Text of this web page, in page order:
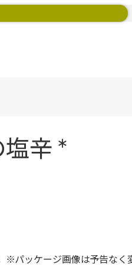
辛 *
パッケージ画像は予告な